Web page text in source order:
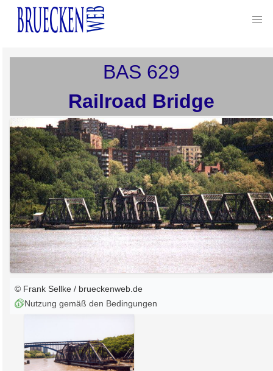
BAS 629
Railroad Bridge
© Frank Sellke / brueckenweb.de
Nutzung gemäß den Bedingungen